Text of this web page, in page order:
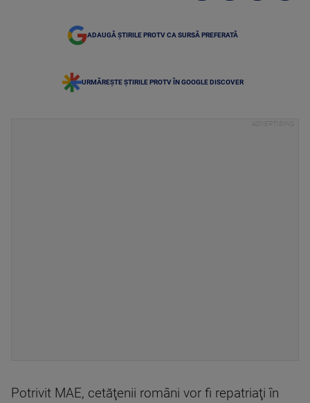
ADAUGĂ ȘTIRILE PROTV CA SURSĂ PREFERATĂ
URMĂREȘTE ȘTIRILE PROTV ÎN GOOGLE DISCOVER
Potrivit MAE, cetăţenii români vor fi repatriaţi în